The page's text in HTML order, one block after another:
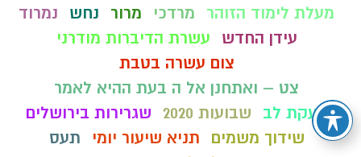
מעלת לימוד הזוהר
מרדכי מרור נחש
נמרוד
עידן החדש
עשרת הדיברות מודרני
צום עשרה בטבת
צט – ואתחנן אל ה בעת ההיא לאמר
צעקת לב
שבועות 2020
שגרירות בירושלים
שידוך משמים
תניא שיעור יומי
תעס